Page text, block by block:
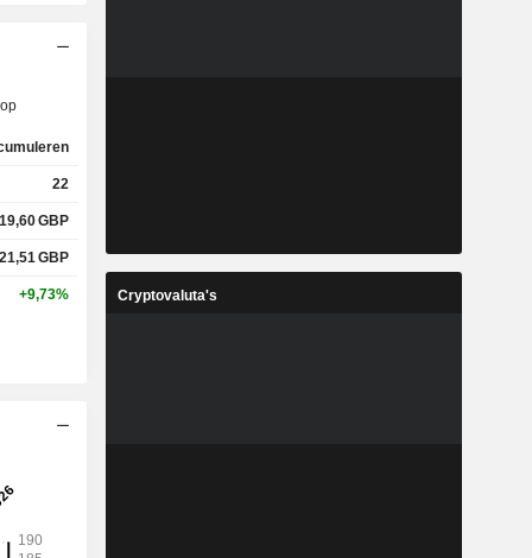
22
19,60GBP
21,51GBP
+9,73% Cryptovaluta's